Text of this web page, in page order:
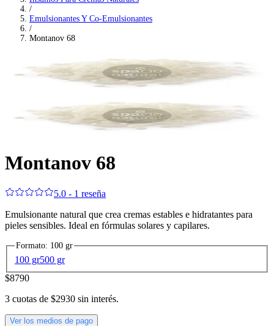
/
Emulsionantes Y Co-Emulsionantes
/
Montanov 68
Montanov 68
5.0 - 1 reseña
Emulsionante natural que crea cremas estables e hidratantes para
pieles sensibles. Ideal en fórmulas solares y capilares.
Formato: 100 gr
100 gr500 gr
$8790
3 cuotas de $2930 sin interés.
Ver los medios de pago